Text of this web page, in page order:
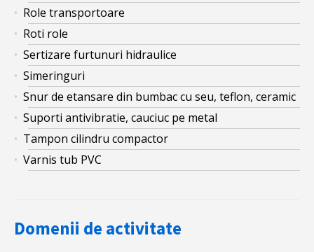
Role transportoare
Roti role
Sertizare furtunuri hidraulice
Simeringuri
Snur de etansare din bumbac cu seu, teflon, ceramic
Suporti antivibratie, cauciuc pe metal
Tampon cilindru compactor
Varnis tub PVC
Domenii de activitate